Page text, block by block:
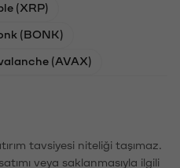
(XRP)
(BONK)
(AVAX)
tavsiyesi niteliği taşımaz.
veya saklanmasıyla ilgili